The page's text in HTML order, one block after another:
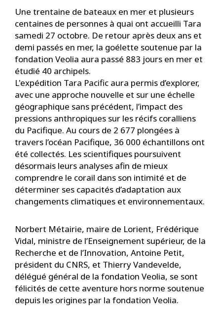
Une trentaine de bateaux en mer et plusieurs
centaines de personnes à quai ont accueilli Tara
samedi 27 octobre. De retour après deux ans et
demi passés en mer, la goélette soutenue par la
fondation Veolia aura passé 883 jours en mer et
étudié 40 archipels.
L'expédition Tara Pacific aura permis d’explorer,
avec une approche nouvelle et sur une échelle
géographique sans précédent, l’impact des
pressions anthropiques sur les récifs coralliens
du Pacifique. Au cours de 2 677 plongées à
travers l’océan Pacifique, 36 000 échantillons ont
été collectés. Les scientifiques poursuivent
désormais leurs analyses afin de mieux
comprendre le corail dans son intimité et de
déterminer ses capacités d’adaptation aux
changements climatiques et environnementaux.
Norbert Métairie, maire de Lorient, Frédérique
Vidal, ministre de l’Enseignement supérieur, de la
Recherche et de l’Innovation, Antoine Petit,
président du CNRS, et Thierry Vandevelde,
délégué général de la fondation Veolia, se sont
félicités de cette aventure hors norme soutenue
depuis les origines par la fondation Veolia.